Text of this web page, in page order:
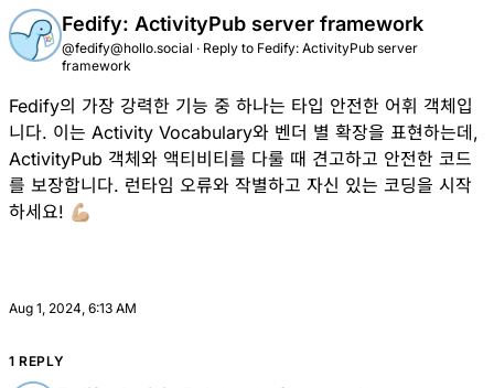
Fedify: ActivityPub server framework
@fedify@hollo.social · Reply to Fedify: ActivityPub server
framework
Fedify의 가장 강력한 기능 중 하나는 타입 안전한 어휘 객체입
니다. 이는 Activity Vocabulary와 벤더 별 확장을 표현하는데,
ActivityPub 객체와 액티비티를 다룰 때 견고하고 안전한 코드
를 보장합니다. 런타임 오류와 작별하고 자신 있는 코딩을 시작
하세요! 💪🏼
Aug 1, 2024, 6:13 AM
1 REPLY